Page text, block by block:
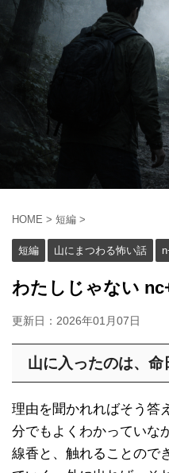
HOME > 短編 >
短編 山にまつわる怖い話
わたしじゃない
更新日： 2026年01月07日
山に入ったのは、命
理由を聞かれればそう答
分でもよくわかっていな
線香と、触れることので